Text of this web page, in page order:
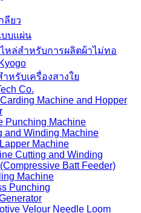
ลียว
บแผ่น
หล่สำหรับการผลิตผ้าไม่ทอ
หรับเครื่องสางใย
Co.
Machine and Hopper
Punching Machine
and Winding Machine
Machine
Cutting and Winding
Batt Feeder)
Machine
Punching
Velour Needle Loom